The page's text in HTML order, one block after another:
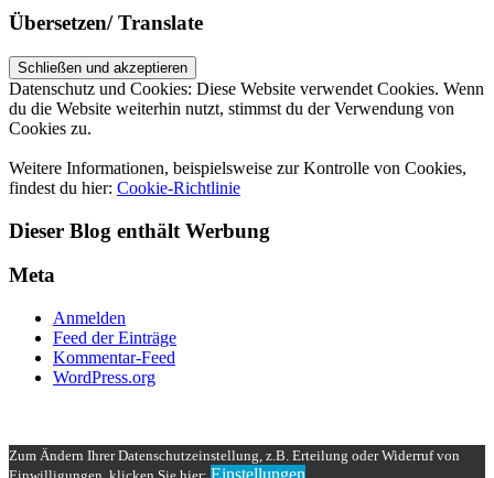
Übersetzen/ Translate
Datenschutz und Cookies: Diese Website verwendet Cookies. Wenn
du die Website weiterhin nutzt, stimmst du der Verwendung von
Cookies zu.
Weitere Informationen, beispielsweise zur Kontrolle von Cookies,
findest du hier: Cookie-Richtlinie
Dieser Blog enthält Werbung
Meta
Anmelden
Feed der Einträge
Kommentar-Feed
WordPress.org
Zum Ändern Ihrer Datenschutzeinstellung, z.B. Erteilung oder Widerruf von
Einstellungen